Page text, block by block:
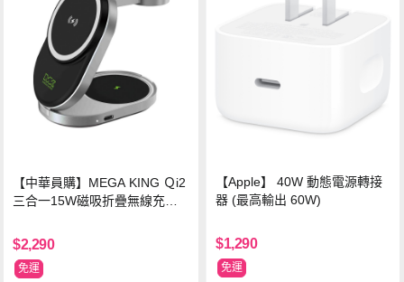
【中華員購】MEGA KING Ｑi2
三合一15W磁吸折疊無線充電
$2,290
免運
【Apple】 40W 動態電源轉接
器 (最高輸出 60W)
$1,290
免運